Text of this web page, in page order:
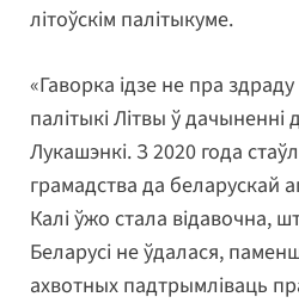
літоўскім палітыкуме.
«Гаворка ідзе не пра
палітыкі Літвы ў дачыненні
Лукашэнкі. З 2020 года
грамадства да беларускай
Калі ўжо стала відавочна,
Беларусі не ўдалася,
ахвотных падтрымліваць